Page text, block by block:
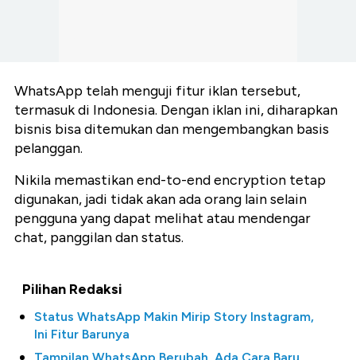
WhatsApp telah menguji fitur iklan tersebut,
termasuk di Indonesia. Dengan iklan ini, diharapkan
bisnis bisa ditemukan dan mengembangkan basis
pelanggan.
Nikila memastikan end-to-end encryption tetap
digunakan, jadi tidak akan ada orang lain selain
pengguna yang dapat melihat atau mendengar
chat, panggilan dan status.
Pilihan Redaksi
Status WhatsApp Makin Mirip Story Instagram,
Ini Fitur Barunya